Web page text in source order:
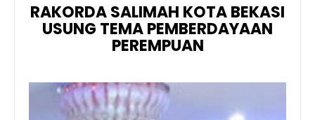
RAKORDA SALIMAH KOTA BEKASI
USUNG TEMA PEMBERDAYAAN
PEREMPUAN